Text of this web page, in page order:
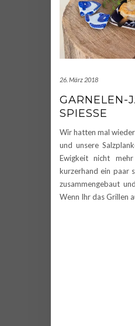
26. März 2018
GARNELEN-
SPIESSE
Wir hatten mal
und unsere
Ewigkeit nicht
kurzerhand ein paar
zusammengebaut
Wenn Ihr das Grillen